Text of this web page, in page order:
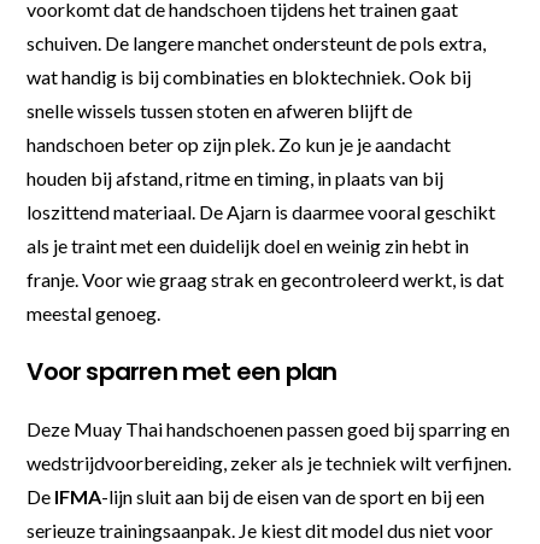
voorkomt dat de handschoen tijdens het trainen gaat
schuiven. De langere manchet ondersteunt de pols extra,
wat handig is bij combinaties en bloktechniek. Ook bij
snelle wissels tussen stoten en afweren blijft de
handschoen beter op zijn plek. Zo kun je je aandacht
houden bij afstand, ritme en timing, in plaats van bij
loszittend materiaal. De Ajarn is daarmee vooral geschikt
als je traint met een duidelijk doel en weinig zin hebt in
franje. Voor wie graag strak en gecontroleerd werkt, is dat
meestal genoeg.
Voor sparren met een plan
Deze Muay Thai handschoenen passen goed bij sparring en
wedstrijdvoorbereiding, zeker als je techniek wilt verfijnen.
De IFMA-lijn sluit aan bij de eisen van de sport en bij een
serieuze trainingsaanpak. Je kiest dit model dus niet voor